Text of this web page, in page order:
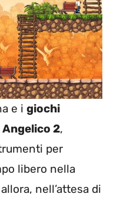
e i giochi
Angelico 2,
per
libero nella
nell’attesa di